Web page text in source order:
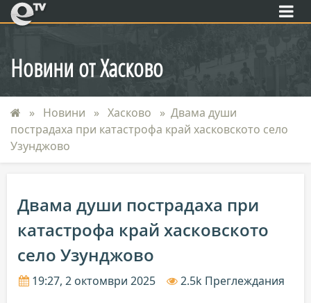
eTV
Новини от Хасково
Новини Хасково
Двама души
пострадаха при катастрофа край хасковското село
Узунджово
Двама души пострадаха при
катастрофа край хасковското
село Узунджово
19:27, 2 октомври 2025 2.5k Преглеждания